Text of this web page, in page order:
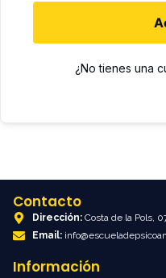
¿No tienes una
Contacto
Dirección: Costa de la Pols,
Email:
Información